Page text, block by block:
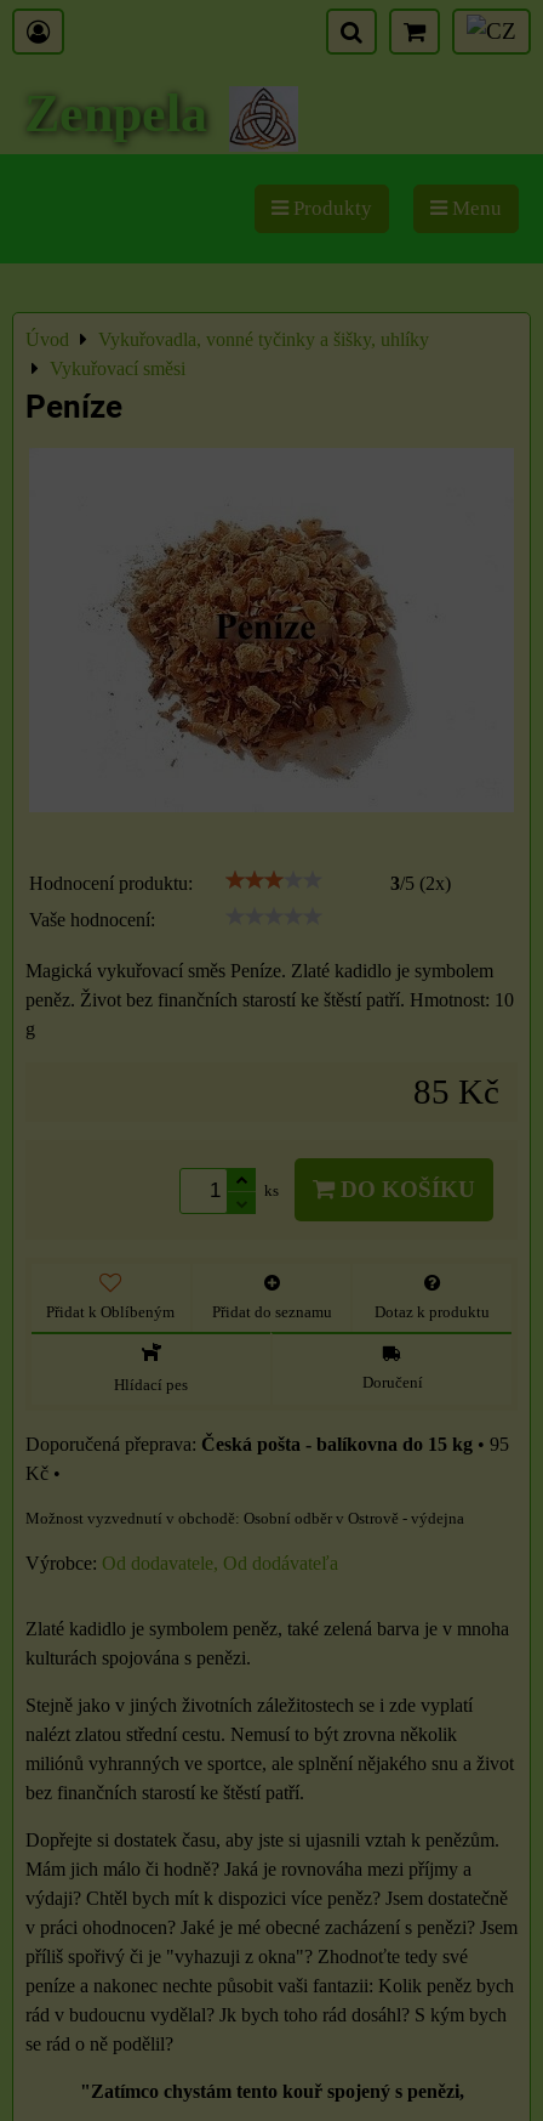
Zenpela
Produkty Menu
Úvod
Vykuřovadla, vonné tyčinky a šišky, uhlíky
Vykuřovací směsi
Peníze
Hodnocení produktu: 3/5 (2x)
Vaše hodnocení:
Magická vykuřovací směs Peníze. Zlaté kadidlo je symbolem
peněz. Život bez finančních starostí ke štěstí patří. Hmotnost: 10
g
85 Kč
ks DO KOŠÍKU
Přidat k Oblíbeným Přidat do seznamu Dotaz k produktu
Hlídací pes Doručení
Česká pošta - balíkovna do 15 kg • 95
Kč •
Osobní odběr v Ostrově - výdejna
Výrobce: Od dodavatele, Od dodávateľa
Zlaté kadidlo je symbolem peněz, také zelená barva je v mnoha
kulturách spojována s penězi.
Stejně jako v jiných životních záležitostech se i zde vyplatí
nalézt zlatou střední cestu. Nemusí to být zrovna několik
miliónů vyhranných ve sportce, ale splnění nějakého snu a život
bez finančních starostí ke štěstí patří.
Dopřejte si dostatek času, aby jste si ujasnili vztah k penězům.
Mám jich málo či hodně? Jaká je rovnováha mezi příjmy a
výdaji? Chtěl bych mít k dispozici více peněz? Jsem dostatečně
v práci ohodnocen? Jaké je mé obecné zacházení s penězi? Jsem
příliš spořivý či je "vyhazuji z okna"? Zhodnoťte tedy své
peníze a nakonec nechte působit vaši fantazii: Kolik peněz bych
rád v budoucnu vydělal? Jk bych toho rád dosáhl? S kým bych
se rád o ně podělil?
"Zatímco chystám tento kouř spojený s penězi,